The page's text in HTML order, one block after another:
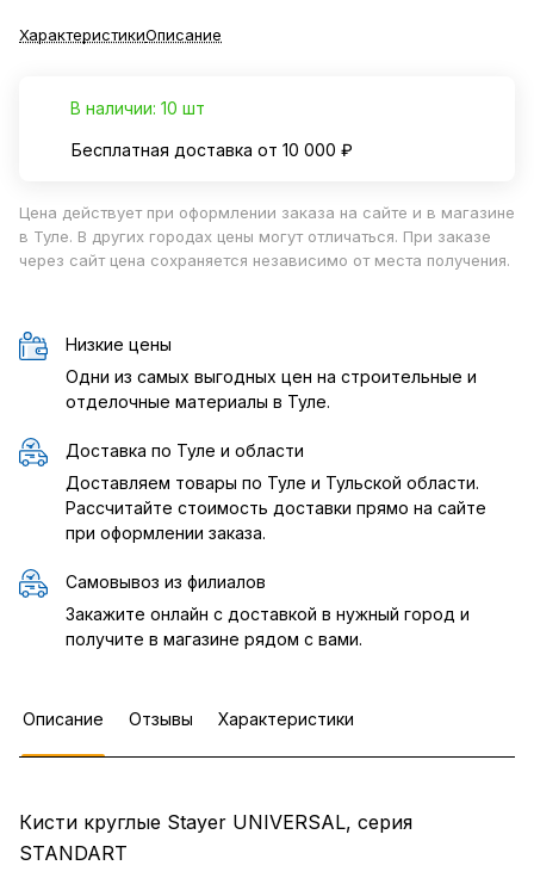
ХарактеристикиОписание
В наличии: 10 шт
Бесплатная доставка от 10 000 ₽
Цена действует при оформлении заказа на сайте и в магазине
в Туле. В других городах цены могут отличаться. При заказе
через сайт цена сохраняется независимо от места получения.
Низкие цены
Одни из самых выгодных цен на строительные и
отделочные материалы в Туле.
Доставка по Туле и области
Доставляем товары по Туле и Тульской области.
Рассчитайте стоимость доставки прямо на сайте
при оформлении заказа.
Самовывоз из филиалов
Закажите онлайн с доставкой в нужный город и
получите в магазине рядом с вами.
Описание Отзывы Характеристики
Кисти круглые Stayer UNIVERSAL, серия
STANDART